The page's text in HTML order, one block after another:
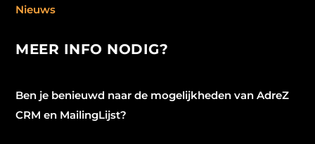
Nieuws
MEER INFO NODIG?
Ben je benieuwd naar de mogelijkheden van AdreZ
CRM en MailingLijst?